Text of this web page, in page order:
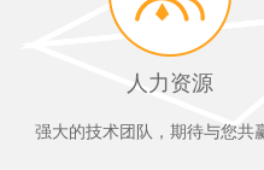
人力资源
强大的技术团队，期待与您共